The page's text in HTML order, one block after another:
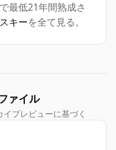
最低21年間熟成さ
キーを全て見る。
ァイル
ブレビューに基づく